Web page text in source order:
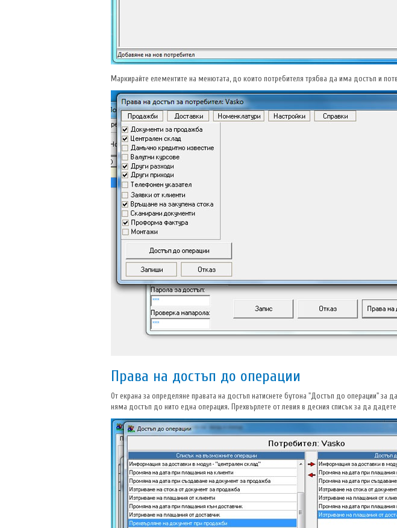
Маркирайте елементите на менютата, до които потребителя трябва да има достъп и
Права на достъп до операции
От екрана за определяне правата на достъп натиснете бутона "Достъп до операции" за
няма достъп до нито една операция. Прехвърлете от левия в десния списък за да